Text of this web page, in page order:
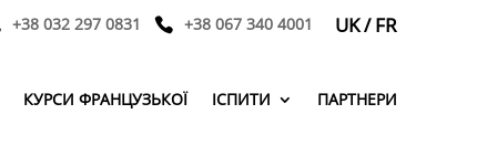
+38 032 297 0831 +38 067 340 4001 UK/FR
КУРСИ ФРАНЦУЗЬКОЇ ІСПИТИ ПАРТНЕРИ